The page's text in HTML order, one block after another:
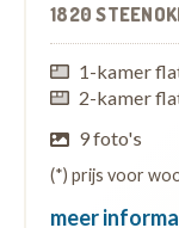
1820
1-kamer
2-kamer
9 foto's
(*) prijs voor
meer